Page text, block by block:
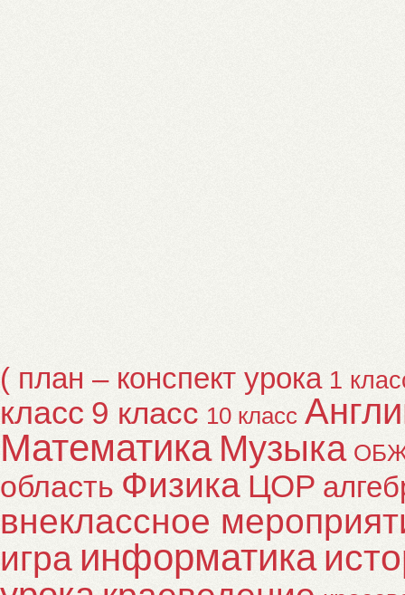
( план – конспект урока 1
класс 9 класс 10 класс
Математика Музыка
область Физика ЦОР
внеклассное
игра информатика